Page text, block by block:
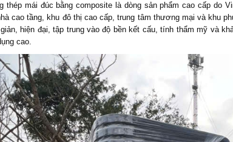
thép mái đúc bằng composite là dòng sản phẩm cao cấp do
cao tầng, khu đô thị cao cấp, trung tâm thương mại và khu
hiện đại, tập trung vào độ bền kết cấu, tính thẩm mỹ và
cao.